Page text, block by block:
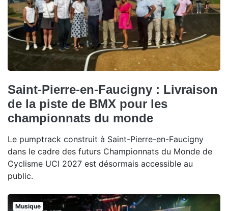
Saint-Pierre-en-Faucigny : Livraison
de la piste de BMX pour les
championnats du monde
Le pumptrack construit à Saint-Pierre-en-Faucigny
dans le cadre des futurs Championnats du Monde de
Cyclisme UCI 2027 est désormais accessible au
public.
Musique